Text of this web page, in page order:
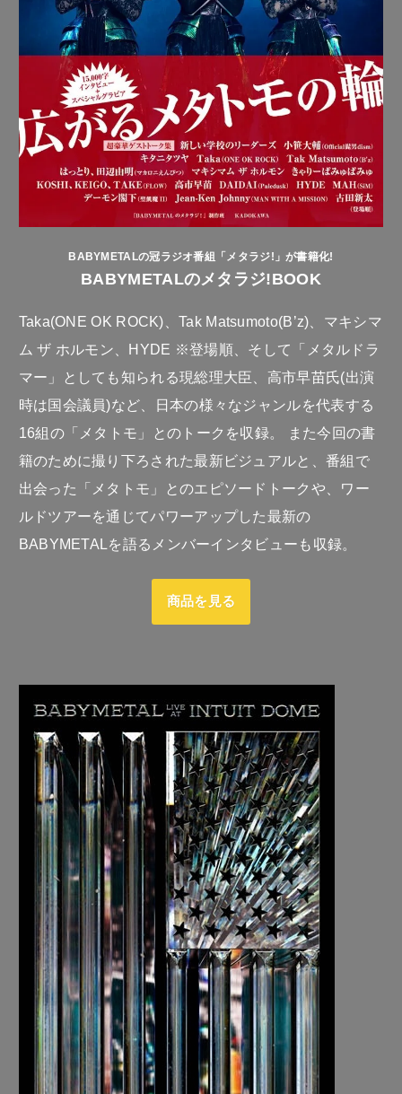
BABYMETALの冠ラジオ番組「メタラジ!」が書籍化!
BABYMETALのメタラジ!BOOK
Taka(ONE OK ROCK)、Tak Matsumoto(B’z)、マキシマ
ム ザ ホルモン、HYDE ※登場順、そして「メタルドラ
マー」としても知られる現総理大臣、高市早苗氏(出演
時は国会議員)など、日本の様々なジャンルを代表する
16組の「メタトモ」とのトークを収録。 また今回の書
籍のために撮り下ろされた最新ビジュアルと、番組で
出会った「メタトモ」とのエピソードトークや、ワー
ルドツアーを通じてパワーアップした最新の
BABYMETALを語るメンバーインタビューも収録。
商品を見る